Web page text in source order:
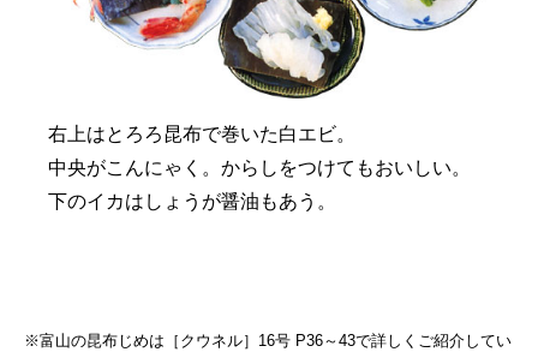
右上はとろろ昆布で巻いた白エビ。
中央がこんにゃく。からしをつけてもおいしい。
下のイカはしょうが醤油もあう。
※富山の昆布じめは［クウネル］16号 P36～43で詳しくご紹介してい